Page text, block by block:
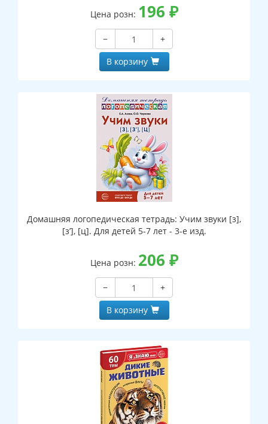
Цена розн: 196 ₽
−
+
В корзину
Домашняя логопедическая тетрадь: Учим звуки [з],
[з’], [ц]. Для детей 5-7 лет - 3-е изд.
Цена розн: 206 ₽
−
+
В корзину